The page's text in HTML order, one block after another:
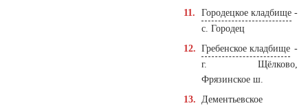
Городецкое кладбище -
с. Городец
Гребенское кладбище -
г. Щёлково,
Фрязинское ш.
Дементьевское